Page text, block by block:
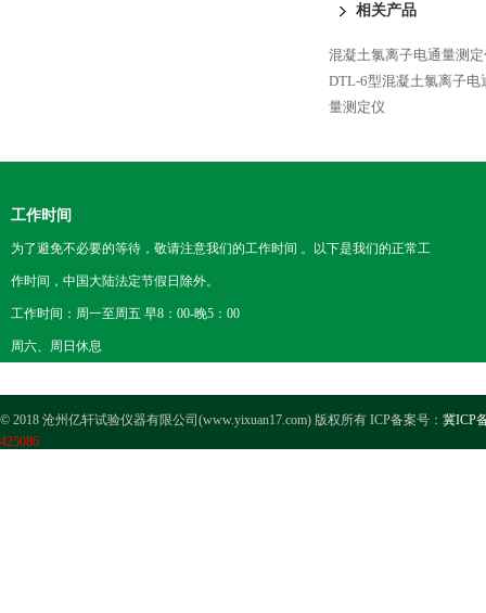
相关产品
混凝土氯离子电通量测
DTL-6型混凝土氯离子电
量测定仪
工作时间
为了避免不必要的等待，敬请注意我们的工作时间 。以下是我们的正常工
作时间，中国大陆法定节假日除外。
工作时间：周一至周五 早8：00-晚5：00
周六、周日休息
© 2018 沧州亿轩试验仪器有限公司(www.yixuan17.com) 版权所有 ICP备案号： 冀ICP
425086